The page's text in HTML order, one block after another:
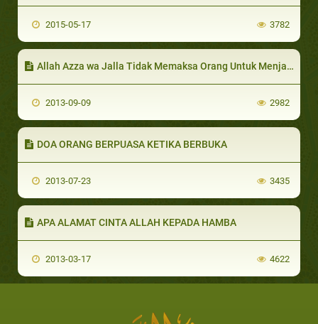
2015-05-17 3782
Allah Azza wa Jalla Tidak Memaksa Orang Untuk Menjadi Kafir
2013-09-09 2982
DOA ORANG BERPUASA KETIKA BERBUKA
2013-07-23 3435
APA ALAMAT CINTA ALLAH KEPADA HAMBA
2013-03-17 4622